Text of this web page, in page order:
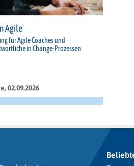
Agile
für Agile Coaches und
in Change-Prozessen
02.09.2026